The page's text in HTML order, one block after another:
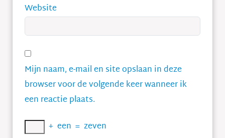
Website
Mijn naam, e-mail en site opslaan in deze
browser voor de volgende keer wanneer ik
een reactie plaats.
+ een = zeven